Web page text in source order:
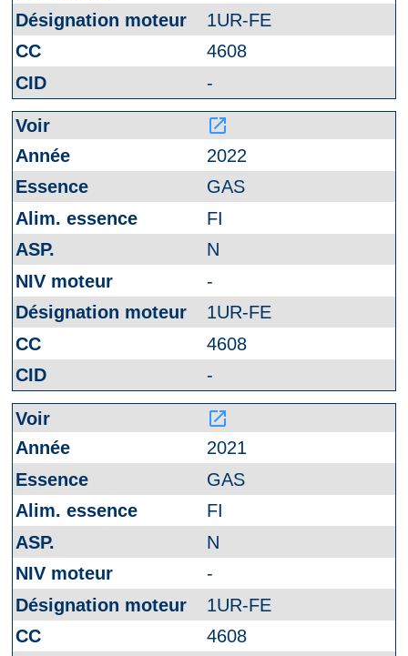
1UR-FE
4608
-
launch
2022
GAS
FI
N
-
1UR-FE
4608
-
launch
2021
GAS
FI
N
-
1UR-FE
4608